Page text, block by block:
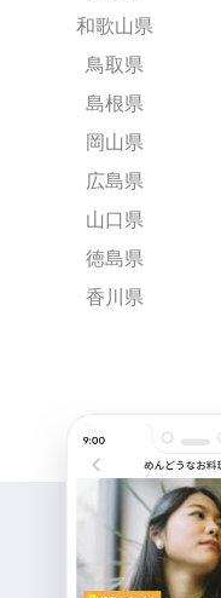
和歌山県
鳥取県
島根県
岡山県
広島県
山口県
徳島県
香川県